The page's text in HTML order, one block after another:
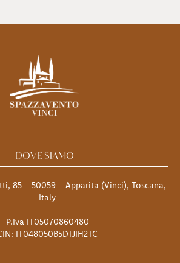
DOVE SIAMO
85 - 50059 - Apparita (Vinci), Toscana,
Italy
P.Iva IT05070860480
IT048050B5DTJIH2TC